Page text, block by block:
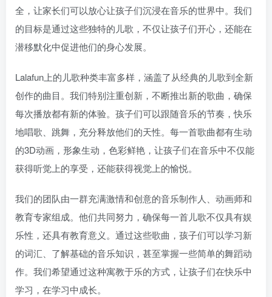
全，让家长们可以放心让孩子们沉浸在音乐的世界中。我们
的目标是通过这些独特的儿歌，不仅让孩子们开心，还能在
潜移默化中促进他们的身心发展。
Lalafun上的儿歌种类丰富多样，涵盖了从经典的儿歌到全新
创作的曲目。我们特别注重创新，不断推出新的歌曲，确保
每次播放都有新的体验。孩子们可以跟随音乐的节奏，快乐
地唱歌、跳舞，充分释放他们的天性。每一首歌曲都有生动
的3D动画，形象生动，色彩鲜艳，让孩子们在音乐中不仅能
获得听觉上的享受，还能获得视觉上的愉悦。
我们的团队由一群充满激情和创意的音乐制作人、动画师和
教育专家组成。他们共同努力，确保每一首儿歌不仅具有娱
乐性，还具有教育意义。通过这些歌曲，孩子们可以学习新
的词汇、了解基础的音乐知识，甚至掌握一些简单的舞蹈动
作。我们希望通过这种寓教于乐的方式，让孩子们在快乐中
学习，在学习中成长。